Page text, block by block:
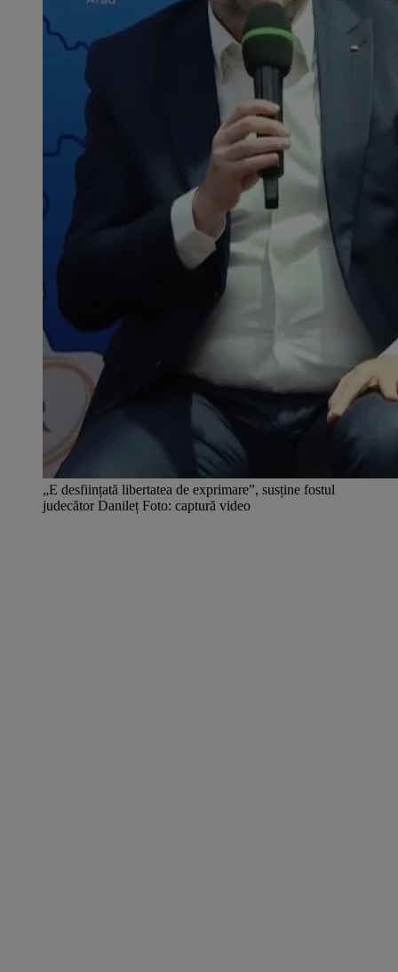
„E desființată libertatea de exprimare”, susține fostul
judecător Danileț Foto: captură video